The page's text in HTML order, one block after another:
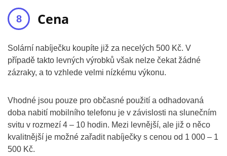
Cena
Solární nabíječku koupíte již za necelých 500 Kč. V
případě takto levných výrobků však nelze čekat žádné
zázraky, a to vzhlede velmi nízkému výkonu.
Vhodné jsou pouze pro občasné použití a odhadovaná
doba nabití mobilního telefonu je v závislosti na slunečním
svitu v rozmezí 4 – 10 hodin. Mezi levnější, ale již o něco
kvalitnější je možné zařadit nabíječky s cenou od 1 000 – 1
500 Kč.